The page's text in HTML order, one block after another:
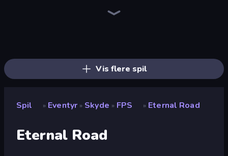
Vis flere spil
Spil » Eventyr » Skyde » FPS » Eternal Road
Eternal Road